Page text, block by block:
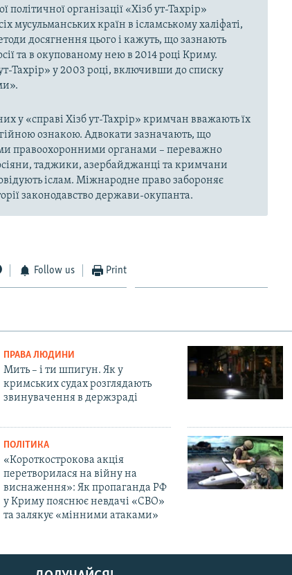
організації «Хізб ут-Тахрір»
мусульманських країн в ісламському халіфаті,
досягнення цього і кажуть, що зазнають
та в окупованому нею в 2014 році Криму.
Тахрір» у 2003 році, включивши до списку
у «справі Хізб ут-Тахрір» кримчан вважають їх
ознакою. Адвокати зазначають, що
правоохоронними органами – переважно
таджики, азербайджанці та кримчани
іслам. Міжнародне право забороняє
законодавство держави-окупанта.
Follow us Print
ПРАВА ЛЮДИНИ
Мить – і ти шпигун. Як у
кримських судах розглядають
звинувачення в держзраді
ПОЛІТИКА
«Короткострокова акція
перетворилася на війну на
виснаження»: Як пропаганда РФ
у Криму пояснює невдачі «СВО»
та залякує «мінними атаками»